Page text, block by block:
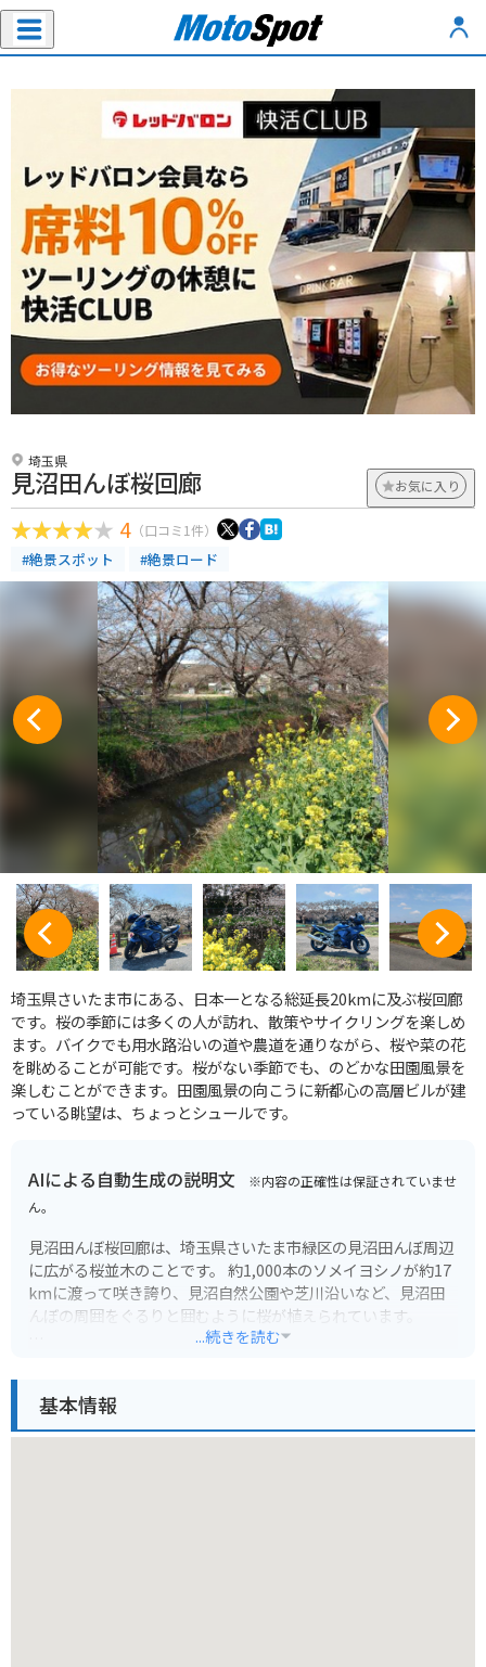
埼玉県
見沼田んぼ桜回廊 お気に入り
4 （口コミ1件）
#絶景スポット #絶景ロード
埼玉県さいたま市にある、日本一となる総延長20kmに及ぶ桜回廊
です。桜の季節には多くの人が訪れ、散策やサイクリングを楽しめ
ます。バイクでも用水路沿いの道や農道を通りながら、桜や菜の花
を眺めることが可能です。桜がない季節でも、のどかな田園風景を
楽しむことができます。田園風景の向こうに新都心の高層ビルが建
っている眺望は、ちょっとシュールです。
AIによる自動生成の説明文 ※内容の正確性は保証されていませ
ん。
見沼田んぼ桜回廊は、埼玉県さいたま市緑区の見沼田んぼ周辺
に広がる桜並木のことです。 約1,000本のソメイヨシノが約17
kmに渡って咲き誇り、見沼自然公園や芝川沿いなど、見沼田
んぼの周囲をぐるりと囲むように桜が植えられています。
漑用水路として整備された芝川沿いに桜が植えられ、現在のよ
うな桜回廊が形成されました。春には桜のトンネルとなり、多
...続きを読む
基本情報